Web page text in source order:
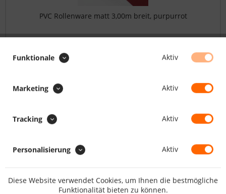
PVC Rollenware matt 3,00m breit, purpurrot
Funktionale Aktiv
Marketing Aktiv
Tracking Aktiv
Personalisierung Aktiv
Diese Website verwendet Cookies, um Ihnen die bestmögliche
Funktionalität bieten zu können.